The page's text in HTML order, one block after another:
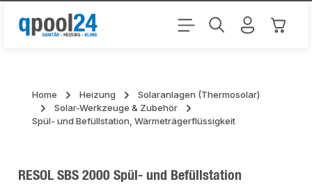
Zum Hauptinhalt springen
Home Heizung
Solaranlagen (Thermosolar)
Solar-Werkzeuge & Zubehör
Spül- und Befüllstation, Wärmeträgerflüssigkeit
RESOL SBS 2000 Spül- und Befüllstation